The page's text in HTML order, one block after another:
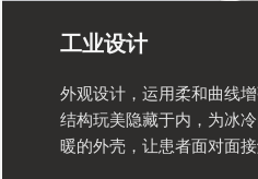
工业设计
外观设计，运用柔和曲线
结构玩美隐藏于内，为冰
暖的外壳，让患者面对面接